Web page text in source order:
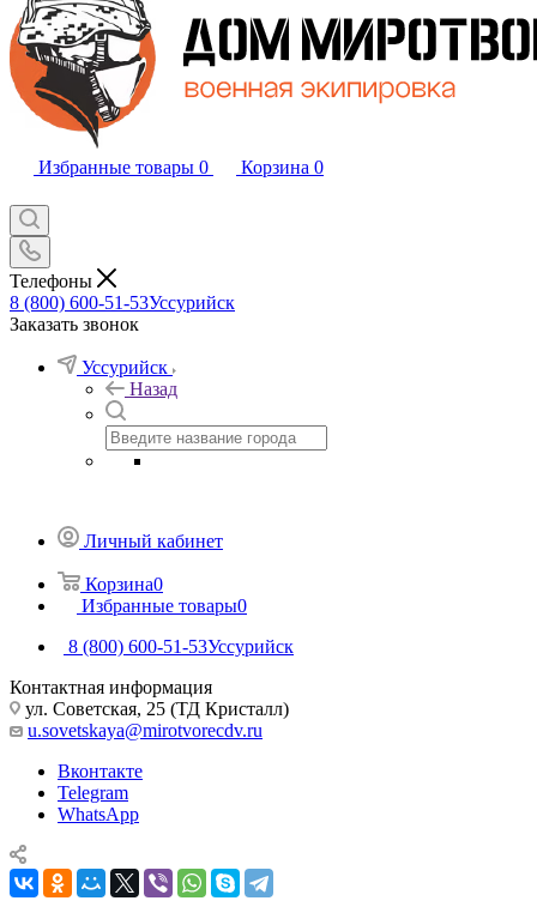
Избранные товары 0 Корзина 0
Телефоны
8 (800) 600-51-53Уссурийск
Заказать звонок
Уссурийск
Назад
Личный кабинет
Корзина0
Избранные товары0
8 (800) 600-51-53Уссурийск
Контактная информация
ул. Советская, 25 (ТД Кристалл)
u.sovetskaya@mirotvorecdv.ru
Вконтакте
Telegram
WhatsApp